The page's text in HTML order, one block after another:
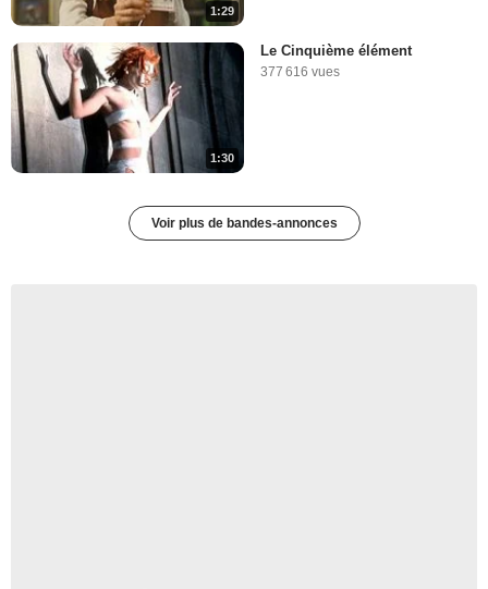
1:29
1:30
Le Cinquième élément
377 616 vues
Voir plus de bandes-annonces